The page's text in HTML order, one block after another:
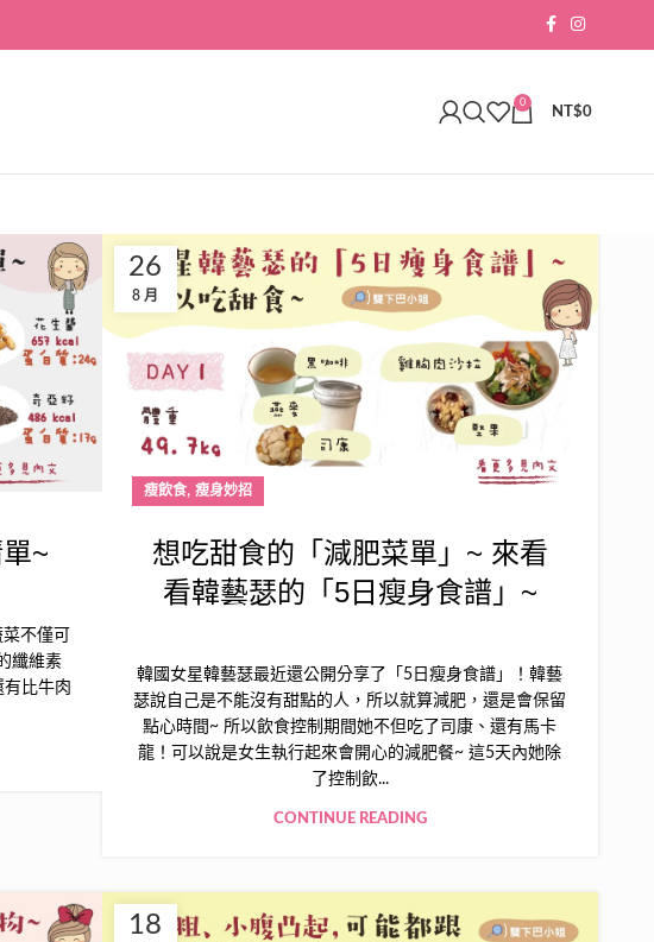
0
NT$0
~
不僅可
纖維素
比牛肉
26
8 月
瘦飲食, 瘦身妙招
想吃甜食的「減肥菜單」~ 來看
看韓藝瑟的「5日瘦身食譜」~
韓國女星韓藝瑟最近還公開分享了「5日瘦身食譜」！韓藝
瑟說自己是不能沒有甜點的人，所以就算減肥，還是會保留
點心時間~ 所以飲食控制期間她不但吃了司康、還有馬卡
龍！可以說是女生執行起來會開心的減肥餐~ 這5天內她除
了控制飲...
CONTINUE READING
18